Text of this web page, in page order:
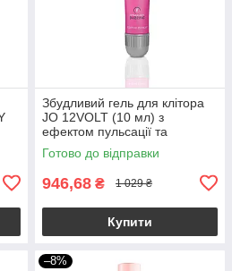
Збудливий гель для клітора
JO 12VOLT (10 мл) з
ефектом пульсації та
розігріву
Готово до відправки
946,68 ₴ 1 029 ₴
Купити
–8%